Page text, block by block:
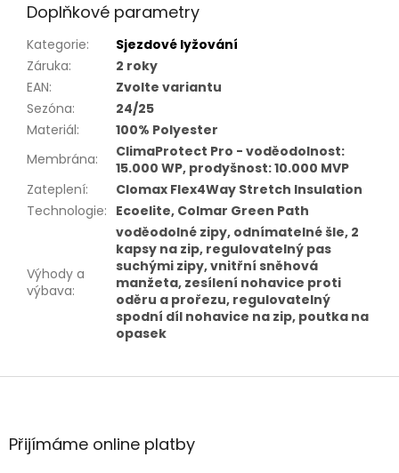
Doplňkové parametry
Kategorie:
Sjezdové lyžování
Záruka:
2 roky
EAN:
Zvolte variantu
Sezóna:
24/25
Materiál:
100% Polyester
Membrána:
ClimaProtect Pro - voděodolnost:
15.000 WP, prodyšnost: 10.000 MVP
Zateplení:
Clomax Flex4Way Stretch Insulation
Technologie: Ecoelite, Colmar Green Path
Výhody a
výbava:
voděodolné zipy, odnímatelné šle, 2
kapsy na zip, regulovatelný pas
suchými zipy, vnitřní sněhová
manžeta, zesílení nohavice proti
oděru a prořezu, regulovatelný
spodní díl nohavice na zip, poutka na
opasek
Z
aPřijímáme online platby